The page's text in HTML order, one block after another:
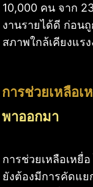
10,000 คน จาก
งานรายได้ดี ก่อน
สภาพใกล้เคียงแร
การช่วยเหลือ
พาออกมา
การช่วยเหลือเหยื่
ยังต้องมีการคัดแย